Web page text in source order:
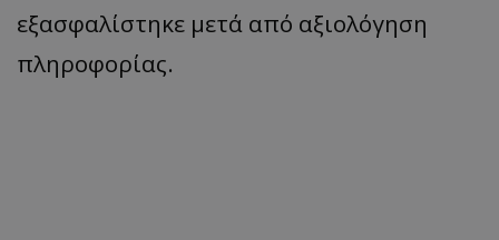
εξασφαλίστηκε μετά από αξιολόγηση
πληροφορίας.